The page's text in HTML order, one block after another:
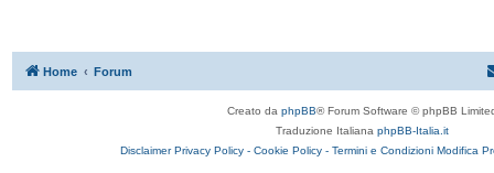
Home Forum
Creato da phpBB® Forum Software © phpBB
Traduzione Italiana phpBB-Italia.it
Disclaimer Privacy Policy - Cookie Policy - Termini e Condizioni Modifica